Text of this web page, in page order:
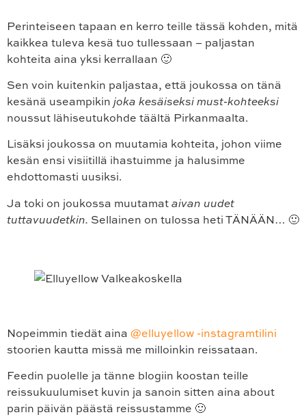
Perinteiseen tapaan en kerro teille tässä kohden, mitä
kaikkea tuleva kesä tuo tullessaan – paljastan
kohteita aina yksi kerrallaan 🙂
Sen voin kuitenkin paljastaa, että joukossa on tänä
kesänä useampikin joka kesäiseksi must-kohteeksi
noussut lähiseutukohde täältä Pirkanmaalta.
Lisäksi joukossa on muutamia kohteita, johon viime
kesän ensi visiitillä ihastuimme ja halusimme
ehdottomasti uusiksi.
Ja toki on joukossa muutamataivan uudet
tuttavuudetkin. Sellainen on tulossa heti TÄNÄÄN… 🙂
Nopeimmin tiedät aina @elluyellow -instagramtilini
stoorien kautta missä me milloinkin reissataan.
Feedin puolelle ja tänne blogiin koostan teille
reissukuulumiset kuvin ja sanoin sitten aina about
parin päivän päästä reissustamme 🙂